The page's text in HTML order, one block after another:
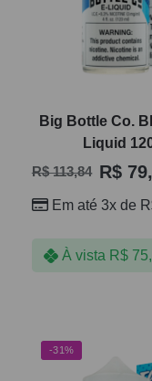
Big Bottle Co.
Liquid
R$113,84 R$
Em até 3x de
À vista R$
-31%